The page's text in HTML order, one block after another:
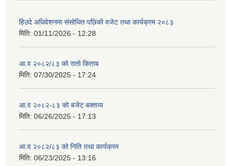
हिउदे अधिवेशनमा संसोधित पछिको वजेट तथा कार्यक्रम २०८३
मिति: 01/11/2026 - 12:28
आ.व २०८२/८३ को रातो किताब
मिति: 07/30/2025 - 17:24
आ.व २०८२-८३ को बजेट बक्तव्य
मिति: 06/26/2025 - 17:13
आ.व २०८२/८३ को निति तथा कार्यक्रम
मिति: 06/23/2025 - 13:16